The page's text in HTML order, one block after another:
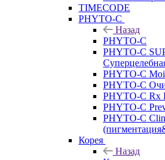
TIMECODE
PHYTO-C
Назад
PHYTO-C
PHYTO-C
PHYTO-C
PHYTO-C
PHYTO-C Rx
PHYTO-C
PHYTO-C
Корея
Назад